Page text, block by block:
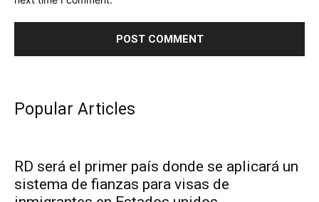
Popular Articles
RD será el primer país donde se aplicará un
sistema de fianzas para visas de